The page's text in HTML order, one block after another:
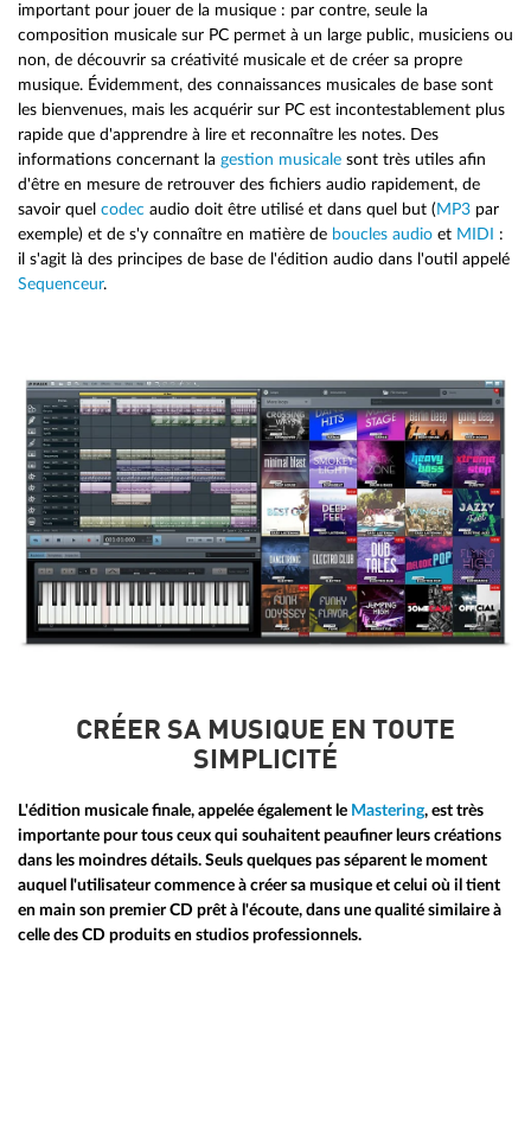
important pour jouer de la musique : par contre, seule la
composition musicale sur PC permet à un large public, musiciens ou
non, de découvrir sa créativité musicale et de créer sa propre
musique. Évidemment, des connaissances musicales de base sont
les bienvenues, mais les acquérir sur PC est incontestablement plus
rapide que d'apprendre à lire et reconnaître les notes. Des
informations concernant la gestion musicale sont très utiles afin
d'être en mesure de retrouver des fichiers audio rapidement, de
savoir quel codec audio doit être utilisé et dans quel but ( MP3 par
exemple) et de s'y connaître en matière de boucles audio et MIDI
:
il s'agit là des principes de base de l'édition audio dans l'outil appelé
Sequenceur.
CRÉER SA MUSIQUE EN TOUTE
SIMPLICITÉ
L'édition musicale finale, appelée également le Mastering, est très
importante pour tous ceux qui souhaitent peaufiner leurs créations
dans les moindres détails. Seuls quelques pas séparent le moment
auquel l'utilisateur commence à créer sa musique et celui où il tient
en main son premier CD prêt à l'écoute, dans une qualité similaire à
celle des CD produits en studios professionnels.